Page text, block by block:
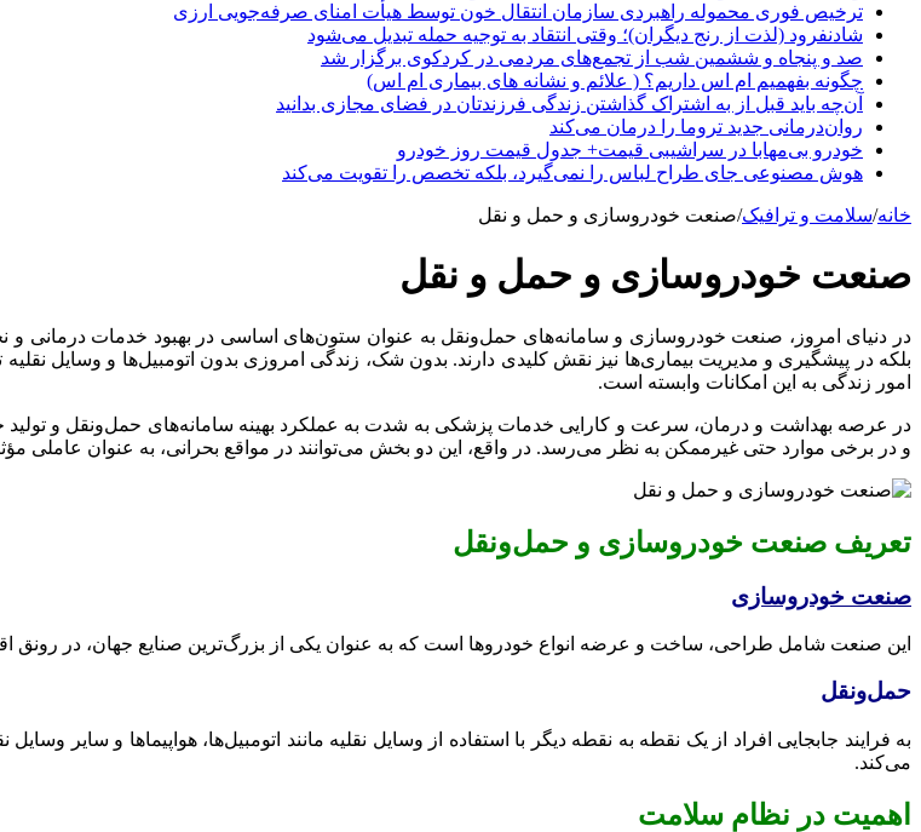
ترخیص فوری محموله راهبردی سازمان انتقال خون توسط هیأت امنای صرفه‌جویی ارزی
شادنفرود (لذت از رنج دیگران)؛ وقتی انتقاد به توجیه حمله تبدیل می‌شود
صد و پنجاه‌ و ششمین شب از تجمع‌های مردمی در کردکوی برگزار شد
چگونه بفهمیم ام اس داریم؟ ( علائم و نشانه های بیماری ام اس)
آن‌چه باید قبل از به اشتراک گذاشتن زندگی فرزندتان در فضای مجازی بدانید
روان‌درمانی جدید تروما را درمان می‌کند
خودرو بی‌مهابا در سراشیبی قیمت+ جدول قیمت روز خودرو
هوش مصنوعی جای طراح لباس را نمی‌گیرد، بلکه تخصص را تقویت می‌کند
خانه/سلامت و ترافیک/صنعت خودروسازی و حمل و نقل
صنعت خودروسازی و حمل و نقل
در دنیای امروز، صنعت خودروسازی و سامانه‌های حمل‌ونقل به عنوان ستون‌های اساسی در بهبود خدمات درمانی و
بلکه در پیشگیری و مدیریت بیماری‌ها نیز نقش کلیدی دارند. بدون شک، زندگی امروزی بدون اتومبیل‌ها و وسایل
امور زندگی به این امکانات وابسته است.
در عرصه بهداشت و درمان، سرعت و کارایی خدمات پزشکی به شدت به عملکرد بهینه سامانه‌های حمل‌ونقل و تولید
و در برخی موارد حتی غیرممکن به نظر می‌رسد. در واقع، این دو بخش می‌توانند در مواقع بحرانی، به عنوان عاملی
تعریف صنعت خودروسازی و حمل‌ونقل
صنعت خودروسازی
این صنعت شامل طراحی، ساخت و عرضه انواع خودروها است که به عنوان یکی از بزرگ‌ترین صنایع جهان، در رونق
حمل‌ونقل
به فرایند جابجایی افراد از یک نقطه به نقطه دیگر با استفاده از وسایل نقلیه مانند اتومبیل‌ها، هواپیماها و سایر
می‌کند.
اهمیت در نظام سلامت